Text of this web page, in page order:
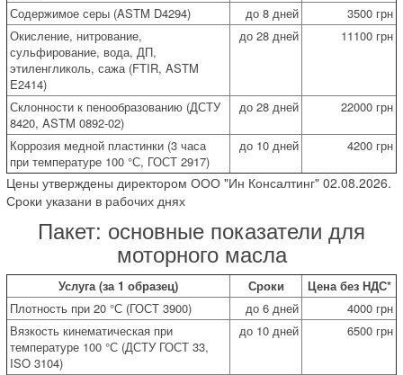
Содержимое серы (ASTM D4294) до 8 дней
3500 грн
Окисление, нитрование,
сульфирование, вода, ДП,
этиленгликоль, сажа (FTIR, ASTM
E2414)
до 28 дней 11100 грн
Склонности к пенообразованию (ДСТУ
8420, ASTM 0892-02)
до 28 дней 22000 грн
Коррозия медной пластинки (3 часа
при температуре 100 °С, ГОСТ 2917)
до 10 дней 4200 грн
Цены утверждены директором ООО "Ин Консалтинг" 02.08.2026.
Сроки указани в рабочих днях
Пакет: основные показатели для
моторного масла
Услуга (за 1 образец) Сроки
Цена без НДС*
Плотность при 20 °С (ГОСТ 3900)
до 6 дней
4000 грн
Вязкость кинематическая при
температуре 100 °С (ДСТУ ГОСТ 33,
ISO 3104)
до 10 дней 6500 грн